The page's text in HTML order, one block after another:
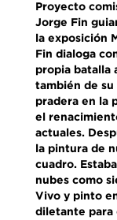
Proyecto
Jorge Fin
la exposición
Fin dialoga
propia batalla
también de
pradera en la
el
actuales.
la pintura de
cuadro.
nubes como
Vivo y pinto
diletante para